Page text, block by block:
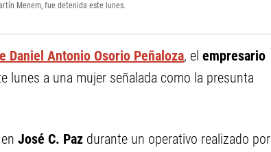
Menem, fue detenida este lunes.
Daniel Antonio Osorio Peñaloza, el empresario
lunes a una mujer señalada como la presunta
José C. Paz durante un operativo realizado por